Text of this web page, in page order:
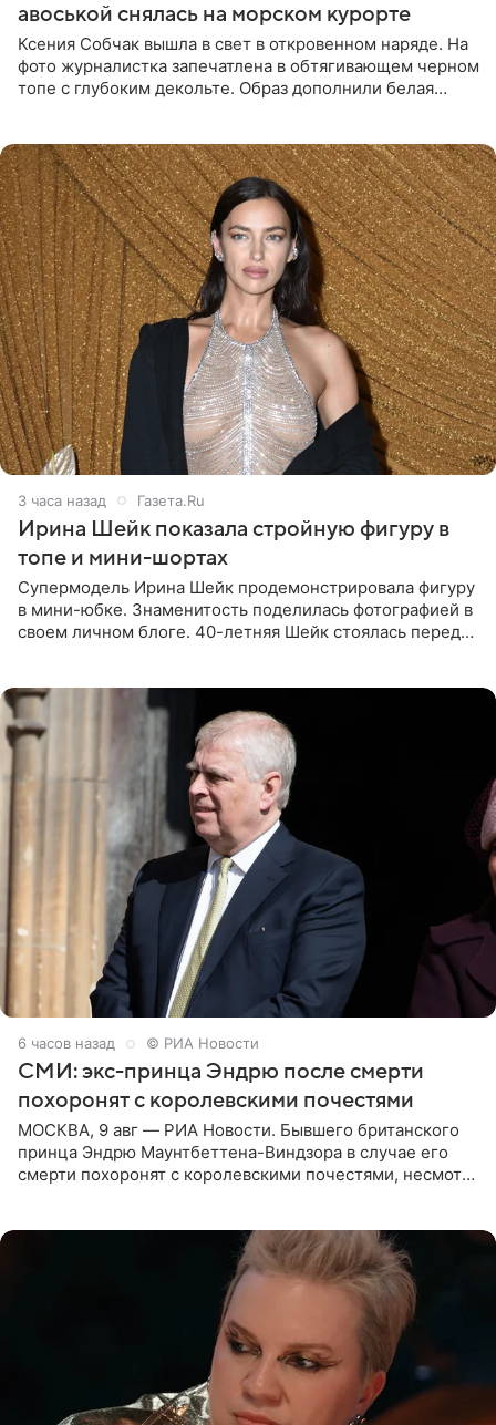
авоськой снялась на морском курорте
Ксения Собчак вышла в свет в откровенном наряде. На
фото журналистка запечатлена в обтягивающем черном
топе с глубоким декольте. Образ дополнили белая
3 часа назад Газета.Ru
Ирина Шейк показала стройную фигуру в
топе и мини-шортах
Супермодель Ирина Шейк продемонстрировала фигуру
в мини-юбке. Знаменитость поделилась фотографией в
своем личном блоге. 40-летняя Шейк стоялась перед
6 часов назад © РИА Новости
СМИ: экс-принца Эндрю после смерти
похоронят с королевскими почестями
МОСКВА, 9 авг — РИА Новости. Бывшего британского
принца Эндрю Маунтбеттена-Виндзора в случае его
смерти похоронят с королевскими почестями, несмотря